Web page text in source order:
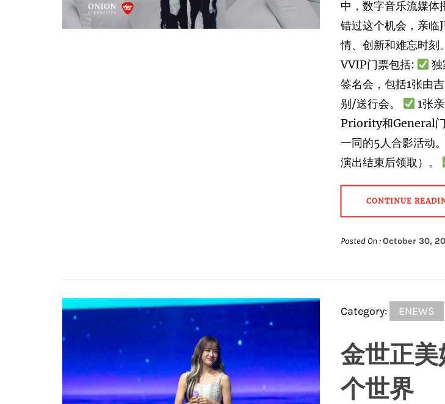
中，数字音乐流媒
错过这个机会，亲临
情、创新和难忘时刻
VVIP门票包括:
签名会，包括1张由
别/送行会。
1张
Priority和General门
一同的5人合影活动。
演出结束后领取）。
CONTINUE
Posted On :October 30,
Category: ENEWS
金世正
个世界